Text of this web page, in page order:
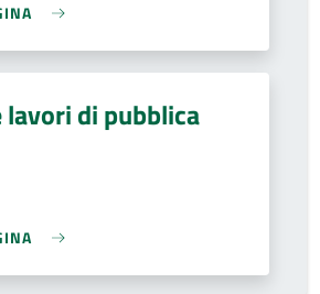
lavori di pubblica